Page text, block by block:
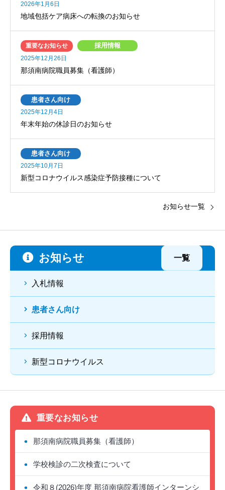
2026年1月6日
地域包括ケア病床への転換のお知らせ
重要なお知らせ 採用情報
2025年12月26日
那須南病院職員募集（看護師）
患者さん向け
2025年12月4日
年末年始の休診日のお知らせ
患者さん向け
2025年10月7日
新型コロナウイルス感染症予防接種について
お知らせ一覧
お知らせ 一覧
入札情報
患者さん向け
採用情報
新型コロナウイルス
重要なお知らせ
那須南病院職員募集（看護師）
学校検診の二次検査について
令和８(2026)年度 那須南病院看護師インターンシ